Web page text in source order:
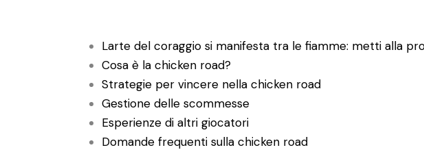
Larte del coraggio si manifesta tra le fiamme: metti alla
Cosa è la chicken road?
Strategie per vincere nella chicken road
Gestione delle scommesse
Esperienze di altri giocatori
Domande frequenti sulla chicken road